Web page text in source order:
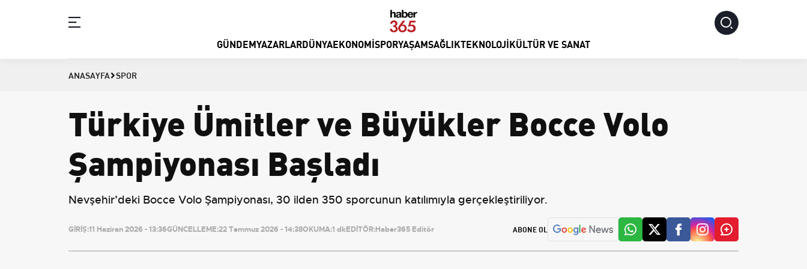
GÜNDEMYAZARLARDÜNYAEKONOMISPORYAŞAMSAĞLIKTEKNOLOJIKÜLTÜR VE SANAT
ANASAYFA SPOR
Türkiye Ümitler ve Büyükler Bocce Volo
Şampiyonası Başladı
Nevşehir’deki Bocce Volo Şampiyonası, 30 ilden 350 sporcunun katılımıyla gerçekleştiriliyor.
GİRİŞ:11 Haziran 2026 - 13:36GÜNCELLEME:22 Temmuz 2026 - 14:38OKUMA:1 dkEDİTÖR:Haber365 Editör ABONE OL